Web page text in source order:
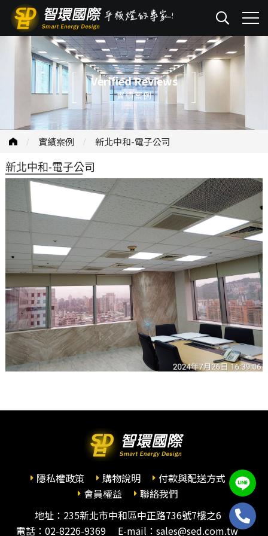
Verified Reviews
實績案例
實績案例 新北中和-電子公司
新北中和-電子公司
隱私權政策 購物說明
付款與配送方式
會員權益
聯絡我們
地址：235新北市中和區中正路736號7樓之6
電話： 02-8226-9369 E-mail：sales@sed.com.tw